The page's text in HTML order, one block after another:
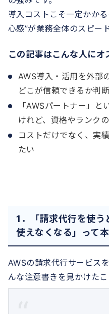
導入コストこそ一定かか
心感”が業務全体のスピー
この記事はこんな人にオ
AWS導入・活用を外部
どこが信頼できるか判
「AWSパートナー」
けれど、資格やランク
コストだけでなく、実
たい
1．「請求代行を使
使えなくなる」って
AWSの請求代行サービス
んな注意書きを見かけた